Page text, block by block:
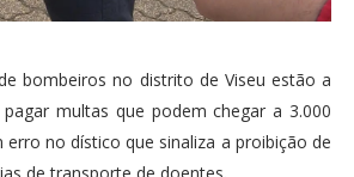
bombeiros no distrito de Viseu estão a
multas que podem chegar a 3.000
no dístico que sinaliza a proibição de
de transporte de doentes.